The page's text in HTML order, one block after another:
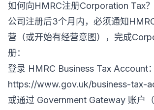
如何向HMRC注册Corporation Tax？
公司注册后3个月内，必须通知
营（或开始有经营意图），完成
册：
登录 HMRC Business Tax Account：
https://www.gov.uk/business-tax-
或通过 Government Gateway 账户（